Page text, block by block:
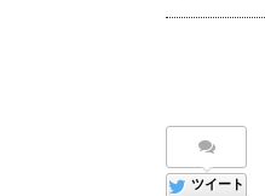
ツイート